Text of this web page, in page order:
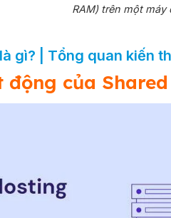
RAM) trên một máy
gì? | Tổng quan kiến
động của